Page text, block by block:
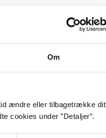
Om
ændre eller tilbagetrække dit
cookies under ”Detaljer”.